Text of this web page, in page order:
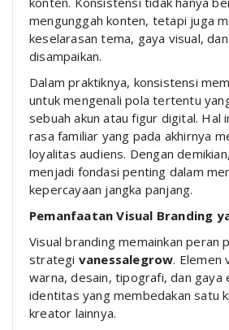
mengunggah konten, tetapi juga
keselarasan tema, gaya visual,
disampaikan.
Dalam praktiknya, konsistensi
untuk mengenali pola tertentu
sebuah akun atau figur digital. Hal
rasa familiar yang pada akhirnya
loyalitas audiens. Dengan
menjadi fondasi penting dalam
kepercayaan jangka panjang.
Pemanfaatan Visual Branding
Visual branding memainkan peran
strategi vanessalegrow. Elemen
warna, desain, tipografi, dan gaya
identitas yang membedakan satu
kreator lainnya.